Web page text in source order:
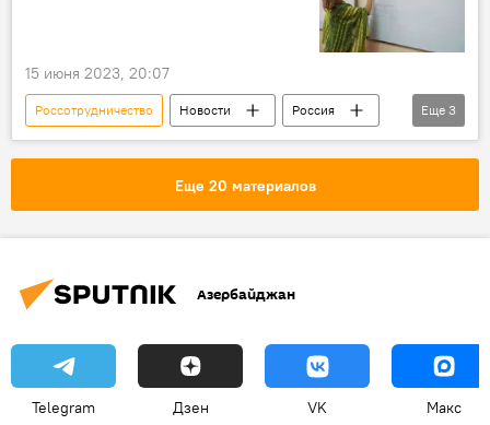
15 июня 2023, 20:07
Россотрудничество Новости
Россия
вебинар
Русский язык Учителя
Еще 3
Еще 20 материалов
Азербайджан
Telegram Дзен VK Макс